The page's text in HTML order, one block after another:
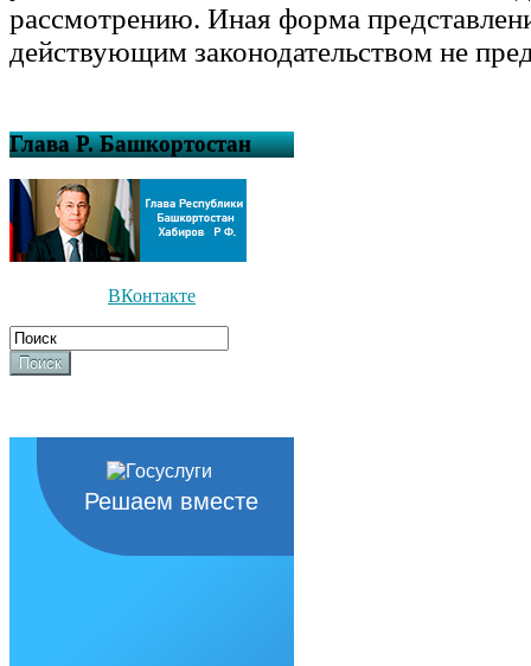
рассмотрению. Иная форма
действующим законодательством не
Глава Р. Башкортостан
ВКонтакте
Поиск
Решаем вместе